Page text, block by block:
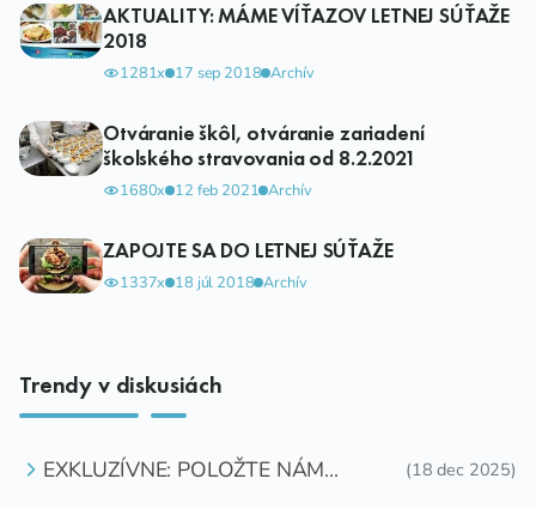
AKTUALITY: MÁME VÍŤAZOV LETNEJ SÚŤAŽE
2018
1281x 17 sep 2018 Archív
Otváranie škôl, otváranie zariadení
školského stravovania od 8.2.2021
1680x 12 feb 2021 Archív
ZAPOJTE SA DO LETNEJ SÚŤAŽE
1337x 18 júl 2018 Archív
Trendy v diskusiách
EXKLUZÍVNE: POLOŽTE NÁM
(18 dec 2025)